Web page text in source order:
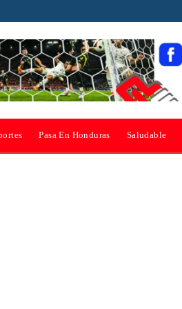
Pasa En Honduras Saludable